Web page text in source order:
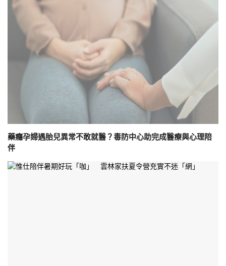
藥癮孕婦遇胎兒異常不敢就醫？毒防中心助完成醫療與心理陪
伴